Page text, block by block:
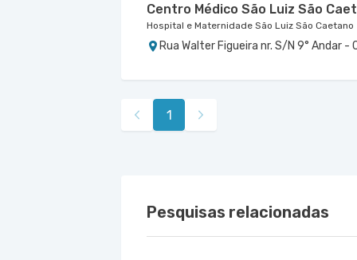
Centro Médico São Luiz São
Hospital e Maternidade São Luiz São Caetano
Rua Walter Figueira nr. S/N 9° Andar
Marengo
Hospital e Maternidade São Luiz Anália Franco
Rua Francisco Marengo nr. 955 7°
1
Pesquisas relacionadas